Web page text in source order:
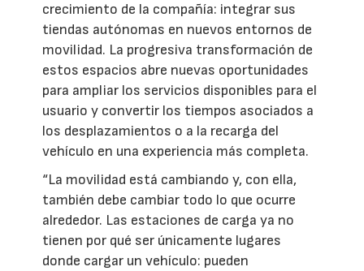
crecimiento de la compañía: integrar sus
tiendas autónomas en nuevos entornos de
movilidad. La progresiva transformación de
estos espacios abre nuevas oportunidades
para ampliar los servicios disponibles para el
usuario y convertir los tiempos asociados a
los desplazamientos o a la recarga del
vehículo en una experiencia más completa.
“La movilidad está cambiando y, con ella,
también debe cambiar todo lo que ocurre
alrededor. Las estaciones de carga ya no
tienen por qué ser únicamente lugares
donde cargar un vehículo: pueden